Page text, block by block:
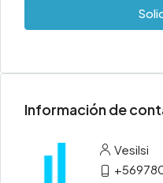
Información de
Vesilsi